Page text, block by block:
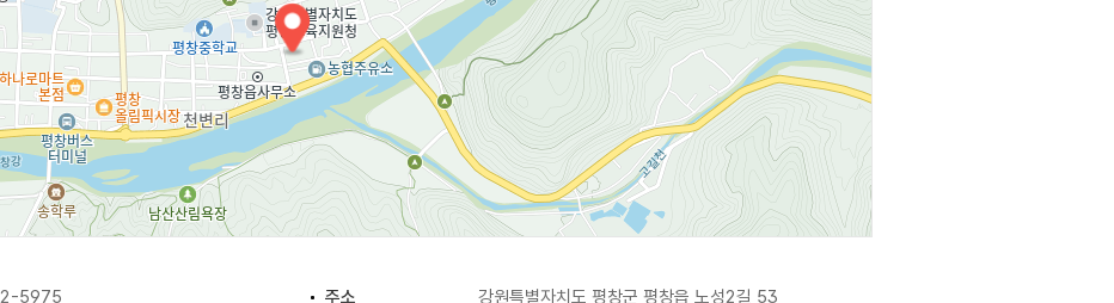
5975 주소
강원특별자치도 평창군 평창읍 노성2길 53